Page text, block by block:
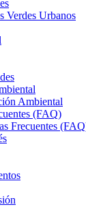
Verdes Urbanos
Ambiental
(FAQ)
Frecuentes